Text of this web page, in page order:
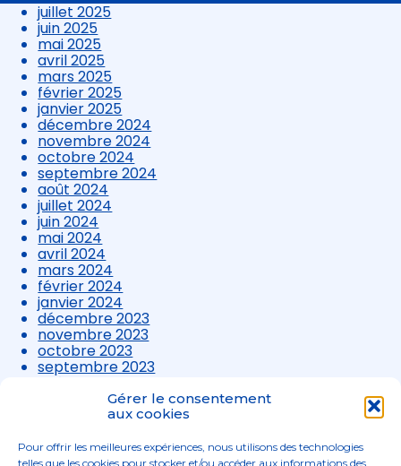
Gérer le consentement
aux cookies
Pour offrir les meilleures expériences, nous utilisons des technologies
telles que les cookies pour stocker et/ou accéder aux informations des
juillet 2025
juin 2025
mai 2025
avril 2025
mars 2025
février 2025
janvier 2025
décembre 2024
novembre 2024
octobre 2024
septembre 2024
août 2024
juillet 2024
juin 2024
mai 2024
avril 2024
mars 2024
février 2024
janvier 2024
décembre 2023
novembre 2023
octobre 2023
septembre 2023
août 2023
juillet 2023
avril 2023